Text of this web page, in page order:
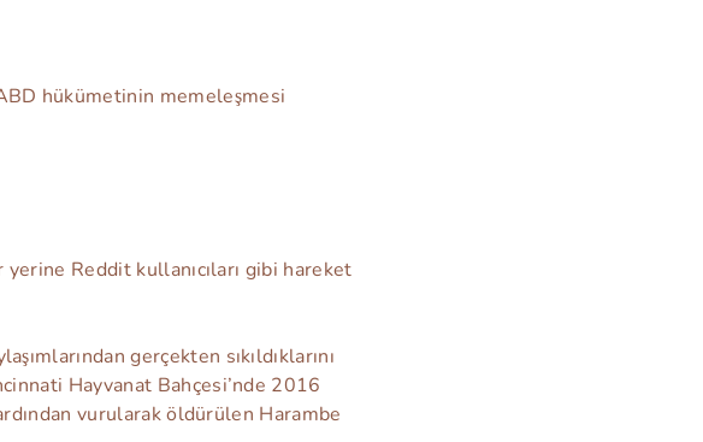
hükümetinin memeleşmesi
Reddit kullanıcıları gibi hareket
gerçekten sıkıldıklarını
Hayvanat Bahçesi’nde 2016
vurularak öldürülen Harambe